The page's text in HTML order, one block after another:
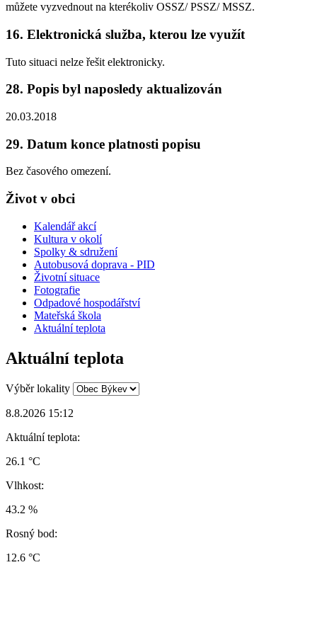
můžete vyzvednout na kterékoliv OSSZ/ PSSZ/ MSSZ.
16. Elektronická služba, kterou lze využít
Tuto situaci nelze řešit elektronicky.
28. Popis byl naposledy aktualizován
20.03.2018
29. Datum konce platnosti popisu
Bez časového omezení.
Život v obci
Kalendář akcí
Kultura v okolí
Spolky & sdružení
Autobusová doprava - PID
Životní situace
Fotografie
Odpadové hospodářství
Mateřská škola
Aktuální teplota
Aktuální teplota
Výběr lokality
8.8.2026 15:12
Aktuální teplota:
26.1 °C
Vlhkost:
43.2 %
Rosný bod:
12.6 °C